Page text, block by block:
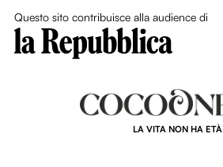
Questo sito contribuisce alla audience di
LA VITA NON HA ETÀ